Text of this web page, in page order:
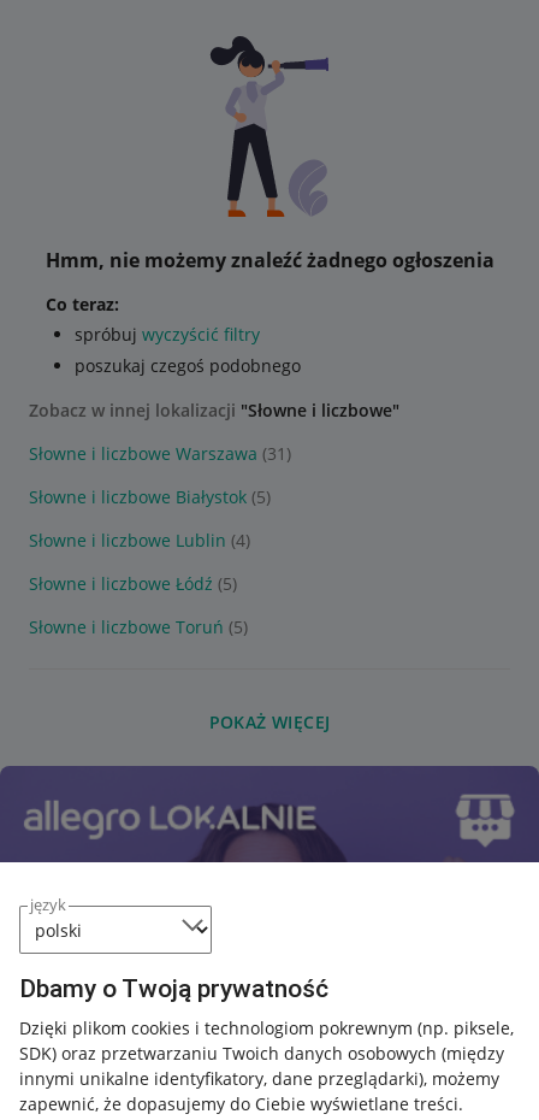
język
Dbamy o Twoją prywatność
Dzięki plikom cookies i technologiom pokrewnym (np. piksele,
SDK) oraz przetwarzaniu Twoich danych osobowych (między
innymi unikalne identyfikatory, dane przeglądarki), możemy
zapewnić, że dopasujemy do Ciebie wyświetlane treści.
Hmm, nie możemy znaleźć żadnego ogłoszenia
Co teraz:
spróbuj wyczyścić filtry
poszukaj czegoś podobnego
Zobacz w innej lokalizacji "Słowne i liczbowe"
Słowne i liczbowe Warszawa (31)
Słowne i liczbowe Białystok (5)
Słowne i liczbowe Lublin (4)
Słowne i liczbowe Łódź (5)
Słowne i liczbowe Toruń (5)
POKAŻ WIĘCEJ